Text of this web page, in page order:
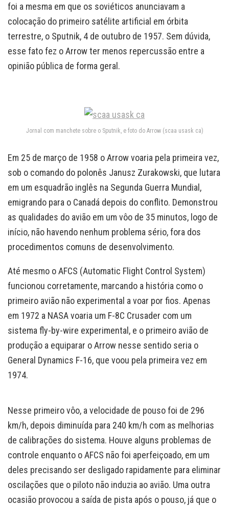
foi a mesma em que os soviéticos anunciavam a
colocação do primeiro satélite artificial em órbita
terrestre, o Sputnik, 4 de outubro de 1957. Sem dúvida,
esse fato fez o Arrow ter menos repercussão entre a
opinião pública de forma geral.
Jornal com manchete sobre o Sputnik, e foto do Arrow (scaa usask ca)
Em 25 de março de 1958 o Arrow voaria pela primeira vez,
sob o comando do polonês Janusz Zurakowski, que lutara
em um esquadrão inglês na Segunda Guerra Mundial,
emigrando para o Canadá depois do conflito. Demonstrou
as qualidades do avião em um vôo de 35 minutos, logo de
início, não havendo nenhum problema sério, fora dos
procedimentos comuns de desenvolvimento.
Até mesmo o AFCS (Automatic Flight Control System)
funcionou corretamente, marcando a história como o
primeiro avião não experimental a voar por fios. Apenas
em 1972 a NASA voaria um F-8C Crusader com um
sistema fly-by-wire experimental, e o primeiro avião de
produção a equiparar o Arrow nesse sentido seria o
General Dynamics F-16, que voou pela primeira vez em
1974.
Nesse primeiro vôo, a velocidade de pouso foi de 296
km/h, depois diminuída para 240 km/h com as melhorias
de calibrações do sistema. Houve alguns problemas de
controle enquanto o AFCS não foi aperfeiçoado, em um
deles precisando ser desligado rapidamente para eliminar
oscilações que o piloto não induzia ao avião. Uma outra
ocasião provocou a saída de pista após o pouso, já que o